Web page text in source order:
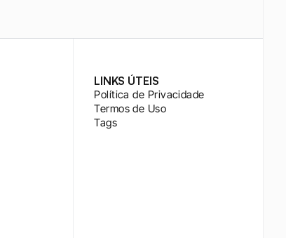
LINKS ÚTEIS
Política de Privacidade
Termos de Uso
Tags